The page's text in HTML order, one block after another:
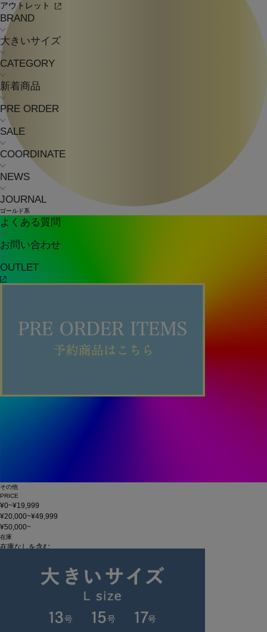
アウトレット
BRAND
大きいサイズ
CATEGORY
新着商品
PRE ORDER
SALE
COORDINATE
NEWS
JOURNAL
よくある質問
お問い合わせ
OUTLET
ゴールド系
その他
PRICE
¥0~¥19,999
¥20,000~¥49,999
¥50,000~
在庫
在庫なしを含む